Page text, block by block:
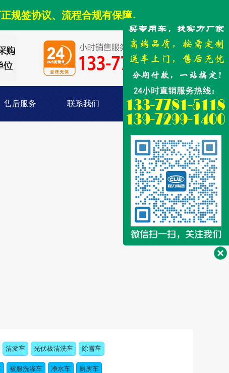
规签协议、流程合规有保障。
售后服务 联系我们
清淤车 光伏板清洗车 除雪车
被服洗涤车 净水车 厕所车